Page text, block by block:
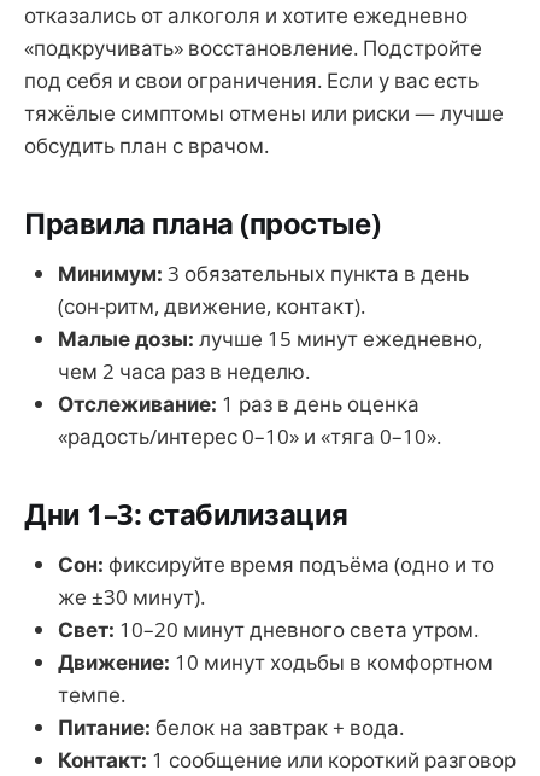
отказались от алкоголя и хотите ежедневно
«подкручивать» восстановление. Подстройте
под себя и свои ограничения. Если у вас есть
тяжёлые симптомы отмены или риски — лучше
обсудить план с врачом.
Правила плана (простые)
Минимум: 3 обязательных пункта в день
(сон-ритм, движение, контакт).
Малые дозы: лучше 15 минут ежедневно,
чем 2 часа раз в неделю.
Отслеживание: 1 раз в день оценка
«радость/интерес 0–10» и «тяга 0–10».
Дни 1–3: стабилизация
Сон: фиксируйте время подъёма (одно и то
же ±30 минут).
Свет: 10–20 минут дневного света утром.
Движение: 10 минут ходьбы в комфортном
темпе.
Питание: белок на завтрак + вода.
Контакт: 1 сообщение или короткий разговор